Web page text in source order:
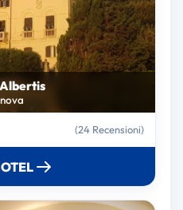
(24 Recensioni)